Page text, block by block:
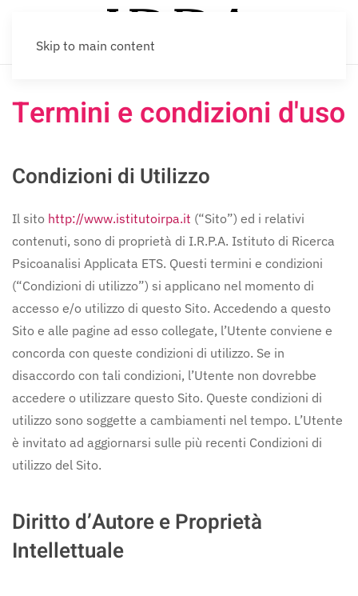
Skip to main content
Termini e condizioni d'uso
Condizioni di Utilizzo
Il sito http://www.istitutoirpa.it (“Sito”) ed i relativi
contenuti, sono di proprietà di I.R.P.A. Istituto di Ricerca
Psicoanalisi Applicata ETS. Questi termini e condizioni
(“Condizioni di utilizzo”) si applicano nel momento di
accesso e/o utilizzo di questo Sito. Accedendo a questo
Sito e alle pagine ad esso collegate, l’Utente conviene e
concorda con queste condizioni di utilizzo. Se in
disaccordo con tali condizioni, l’Utente non dovrebbe
accedere o utilizzare questo Sito. Queste condizioni di
utilizzo sono soggette a cambiamenti nel tempo. L’Utente
è invitato ad aggiornarsi sulle più recenti Condizioni di
utilizzo del Sito.
Diritto d’Autore e Proprietà
Intellettuale